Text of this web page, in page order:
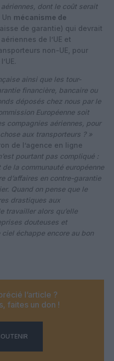
dont le coût serait
Un mécanisme de
de garantie) qui devrait
de l’UE et
non-UE, pour
ainsi que les tour-
financière, bancaire ou
déposés chez nous par le
Européenne soit
compagnies aériennes, pour
aux transporteurs ? »
de l’agence en ligne
pourtant pas compliqué :
la communauté européenne
d’affaires en contre-garantie
Quand on pense que le
drastiques aux
travailler alors qu’elle
douteuses et
échappe encore au bon
l’article ?
faites un don !